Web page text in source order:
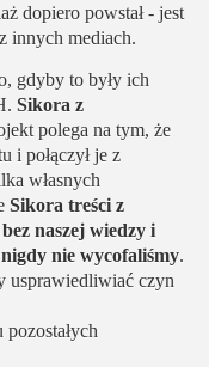
dopiero powstał - jest
innych mediach.
gdyby to były ich
Sikora z
polega na tym, że
i połączył je z
własnych
Sikora treści z
naszej wiedzy i
nie wycofaliśmy.
usprawiedliwiać czyn
pozostałych